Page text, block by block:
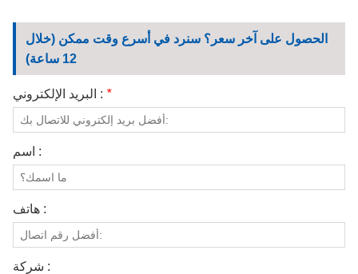
الحصول على آخر سعر؟ سنرد في أسرع وقت ممكن (خلال
12 ساعة)
البريد الإلكتروني : *
اسم :
هاتف :
شركة :